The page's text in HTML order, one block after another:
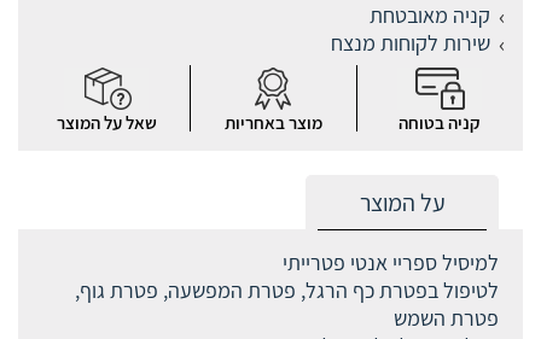
קניה מאובטחת
שירות לקוחות מנצח
קניה בטוחה מוצר באחריות שאל על המוצר
על המוצר
למיסיל ספריי אנטי פטרייתי
לטיפול בפטרת כף הרגל, פטרת המפשעה, פטרת גוף,
פטרת השמש